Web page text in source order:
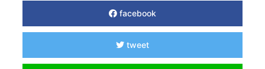
facebook
tweet